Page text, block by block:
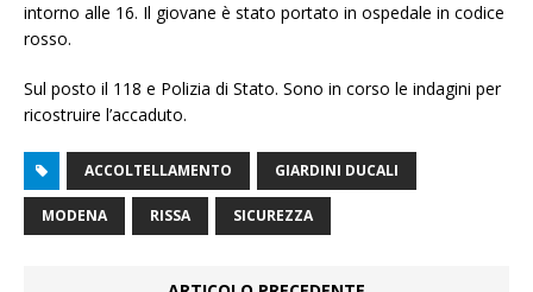
intorno alle 16. Il giovane è stato portato in ospedale in codice
rosso.
Sul posto il 118 e Polizia di Stato. Sono in corso le indagini per
ricostruire l’accaduto.
ACCOLTELLAMENTO GIARDINI DUCALI
MODENA RISSA SICUREZZA